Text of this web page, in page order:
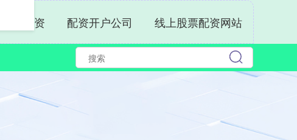
外汇配资 配资开户公司 线上股票配资网站